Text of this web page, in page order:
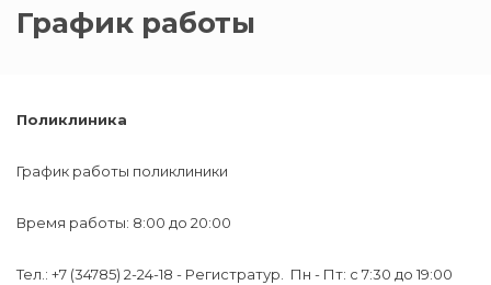
График работы
Поликлиника
График работы поликлиники
Время работы: 8:00 до 20:00
Тел.: +7 (34785) 2-24-18 - Регистратур. Пн - Пт: с 7:30 до 19:00